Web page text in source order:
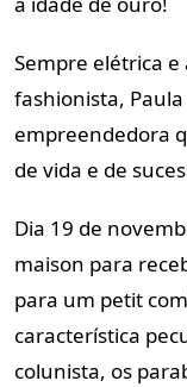
Sempre elétrica
fashionista,
empreendedora
de vida e de
Dia 19 de
maison para
para um petit
característica
colunista, os